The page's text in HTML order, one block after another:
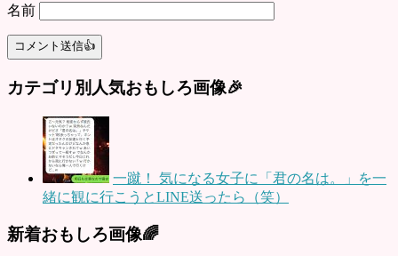
名前
カテゴリ別人気おもしろ画像🎉
一蹴！ 気になる女子に「君の名は。」を一
緒に観に行こうとLINE送ったら（笑）
新着おもしろ画像🌈